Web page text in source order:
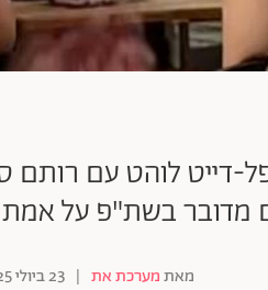
דייט לוהט עם
בשת"פ על אמת
מאתמערכת את | 23 ביולי 2025